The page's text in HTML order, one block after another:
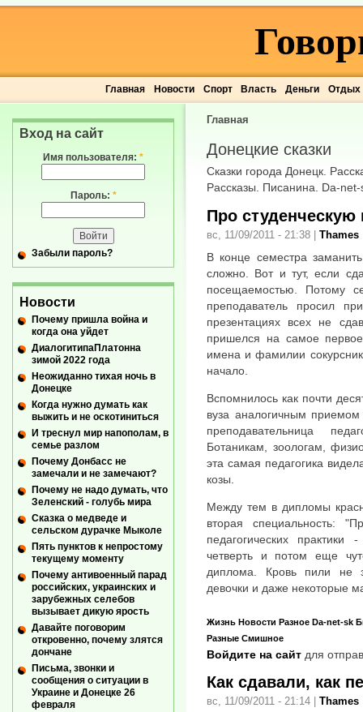
Главная Новости Спорт Власть Деньги Отдых
Главная
Донецкие сказки
Сказки города Донецк.
Рассказы. Писанина. Da-
Про студенческую
вс, 11/09/2011 - 21:38 | Thames
В конце семестра
сложно. Вот и тут, если
посещаемостью. Потому
преподаватель просил
презентациях всех не
пришелся на самое
имена и фамилии
начало.
Вспомнилось как почти
вуза аналогичным
преподавательница
Ботаникам, зоологам,
эта самая педагогика
козы.
Между тем в дипломы
вторая специальность:
педагогических
четверть и потом еще
диплома. Кровь пили не
девочки и даже некоторые
Жизнь Новости Разное Da-net-sk
Разные Смишное
Войдите на сайт для
Как сдавали, как
вс, 11/09/2011 - 21:14 Thames
Вход на сайт
Имя пользователя: *
Пароль: *
Забыли пароль?
Новости
Почему пришла война и
когда она уйдет
ДиалогитипаПлатонна
зимой 2022 года
Неожиданно тихая ночь в
Донецке
Когда нужно думать как
выжить и не оскотиниться
И треснул мир напополам, в
семье разлом
Почему Донбасс не
замечали и не замечают?
Почему не надо думать, что
Зеленский - голубь мира
Сказка о медведе и
сельском дурачке Мыколе
Пять пунктов к непростому
текущему моменту
Почему антивоенный парад
российских, украинских и
зарубежных селебов
вызывает дикую ярость
Давайте поговорим
откровенно, почему злятся
дончане
Письма, звонки и
сообщения о ситуации в
Украине и Донецке 26
февраля